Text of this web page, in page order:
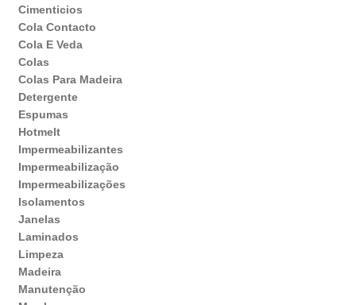
Cimenticios
Cola Contacto
Cola E Veda
Colas
Colas Para Madeira
Detergente
Espumas
Hotmelt
Impermeabilizantes
Impermeabilização
Impermeabilizações
Isolamentos
Janelas
Laminados
Limpeza
Madeira
Manutenção